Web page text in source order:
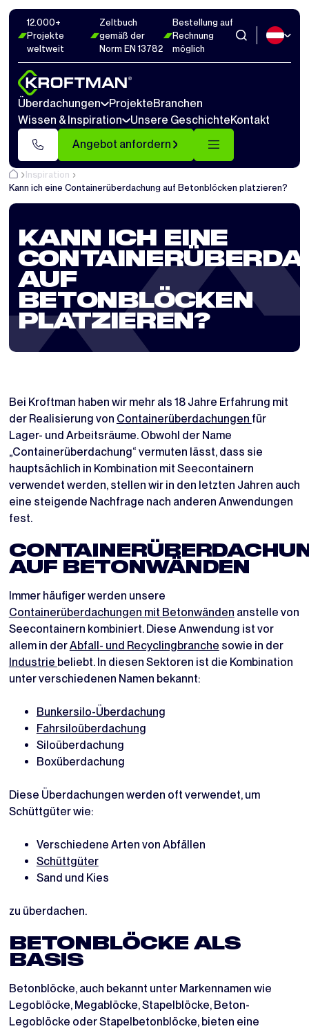
12.000+
Projekte
weltweit
Zeltbuch
gemäß der
Norm EN 13782
Bestellung auf
Rechnung
möglich
Überdachungen ProjekteBranchen
Wissen & Inspiration
Unsere GeschichteKontakt
Angebot anfordern
Inspiration
Kann ich eine Containerüberdachung auf Betonblöcken platzieren?
KANN ICH EINE
AUF
BETONBLÖCKEN
PLATZIEREN?
Bei Kroftman haben wir mehr als 18 Jahre Erfahrung mit
der Realisierung von Containerüberdachungen für
Lager- und Arbeitsräume. Obwohl der Name
„Containerüberdachung“ vermuten lässt, dass sie
hauptsächlich in Kombination mit Seecontainern
verwendet werden, stellen wir in den letzten Jahren auch
eine steigende Nachfrage nach anderen Anwendungen
fest.
AUF BETONWÄNDEN
Immer häufiger werden unsere
Containerüberdachungen mit Betonwänden anstelle von
Seecontainern kombiniert. Diese Anwendung ist vor
allem in derAbfall- und Recyclingbranche sowie in der
Industrie beliebt. In diesen Sektoren ist die Kombination
unter verschiedenen Namen bekannt:
Bunkersilo-Überdachung
Fahrsiloüberdachung
Siloüberdachung
Boxüberdachung
Diese Überdachungen werden oft verwendet, um
Schüttgüter wie:
Verschiedene Arten von Abfällen
Schüttgüter
Sand und Kies
zu überdachen.
BETONBLÖCKE ALS
BASIS
Betonblöcke, auch bekannt unter Markennamen wie
Legoblöcke, Megablöcke, Stapelblöcke, Beton-
Legoblöcke oder Stapelbetonblöcke, bieten eine